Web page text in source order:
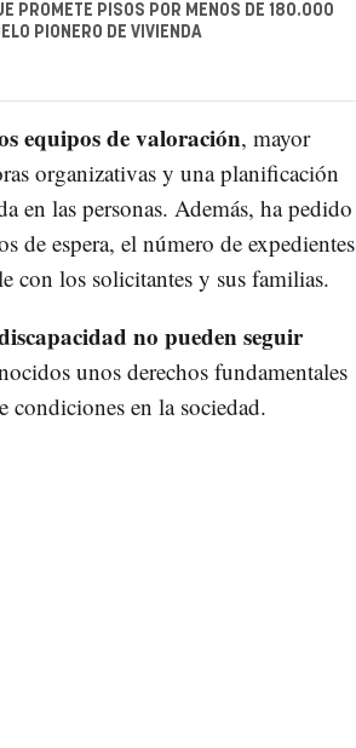
PROMETE PISOS POR MENOS DE 180.000
PIONERO DE VIVIENDA
equipos de valoración, mayor
organizativas y una planificación
en las personas. Además, ha pedido
de espera, el número de expedientes
con los solicitantes y sus familias.
no pueden seguir
unos derechos fundamentales
en la sociedad.